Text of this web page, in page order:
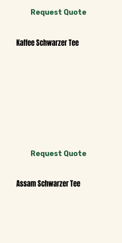
Kaffee Schwarzer Tee
Request Quote
Assam Schwarzer Tee
Request Quote